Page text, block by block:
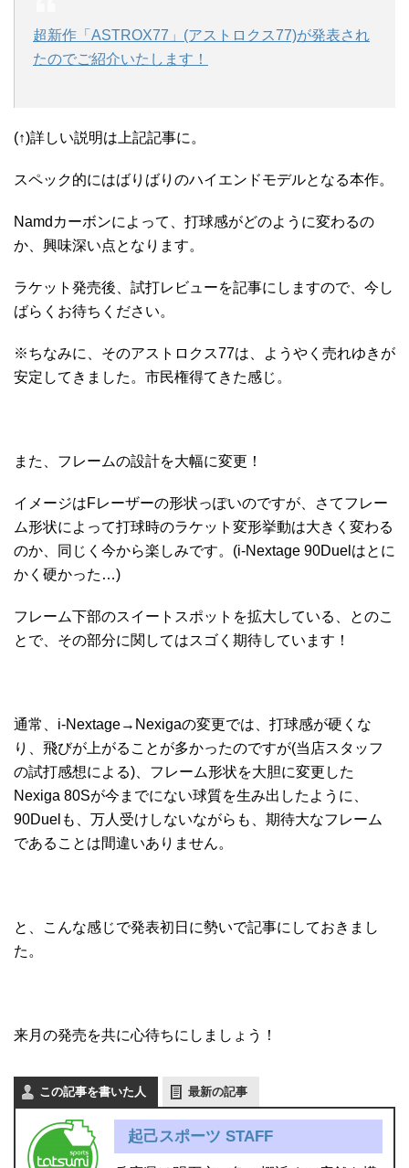
超新作「ASTROX77」(アストロクス77)が発表され
たのでご紹介いたします！
(↑)詳しい説明は上記記事に。
スペック的にはばりばりのハイエンドモデルとなる本作。
Namdカーボンによって、打球感がどのように変わるの
か、興味深い点となります。
ラケット発売後、試打レビューを記事にしますので、今し
ばらくお待ちください。
※ちなみに、そのアストロクス77は、ようやく売れゆきが
安定してきました。市民権得てきた感じ。
また、フレームの設計を大幅に変更！
イメージはFレーザーの形状っぽいのですが、さてフレー
ム形状によって打球時のラケット変形挙動は大きく変わる
のか、同じく今から楽しみです。(i-Nextage 90Duelはとに
かく硬かった…)
フレーム下部のスイートスポットを拡大している、とのこ
とで、その部分に関してはスゴく期待しています！
通常、i-Nextage→Nexigaの変更では、打球感が硬くな
り、飛びが上がることが多かったのですが(当店スタッフ
の試打感想による)、フレーム形状を大胆に変更した
Nexiga 80Sが今までにない球質を生み出したように、
90Duelも、万人受けしないながらも、期待大なフレーム
であることは間違いありません。
と、こんな感じで発表初日に勢いで記事にしておきまし
た。
来月の発売を共に心待ちにしましょう！
この記事を書いた人 最新の記事
起己スポーツ STAFF